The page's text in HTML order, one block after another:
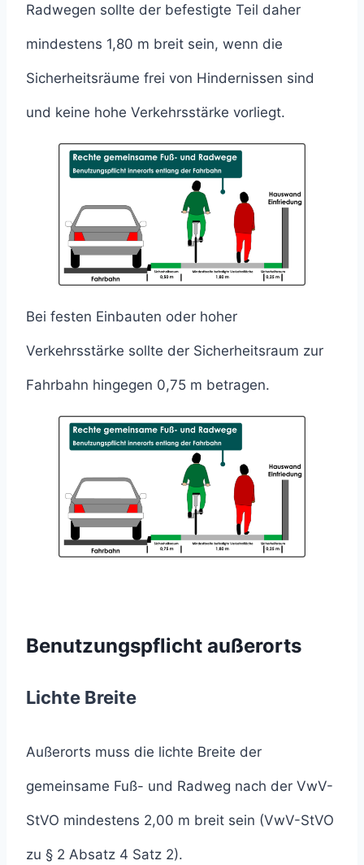
Radwegen sollte der befestigte Teil daher
mindestens 1,80 m breit sein, wenn die
Sicherheitsräume frei von Hindernissen sind
und keine hohe Verkehrsstärke vorliegt.
Bei festen Einbauten oder hoher
Verkehrsstärke sollte der Sicherheitsraum zur
Fahrbahn hingegen 0,75 m betragen.
Benutzungspflicht außerorts
Lichte Breite
Außerorts muss die lichte Breite der
gemeinsame Fuß- und Radweg nach der VwV-
StVO mindestens 2,00 m breit sein (VwV-StVO
zu § 2 Absatz 4 Satz 2).